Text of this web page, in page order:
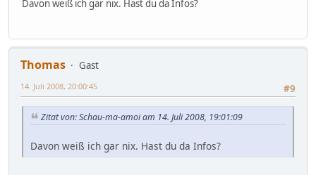
Davon weiß ich gar nix. Hast du da Infos?
Thomas
Gast
#9
14. Juli 2008, 20:00:45
Zitat von: Schau-ma-amoi am 14. Juli 2008, 19:01:09
Davon weiß ich gar nix. Hast du da Infos?